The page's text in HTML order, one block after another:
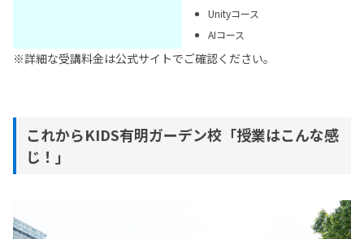
Unityコース
AIコース
※詳細な受講料金は公式サイトでご確認ください。
これからKIDS有明ガーデン校「授業はこんな感
じ！」